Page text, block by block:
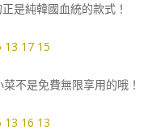
是純韓國血統的款式！
不是免費無限享用的哦！